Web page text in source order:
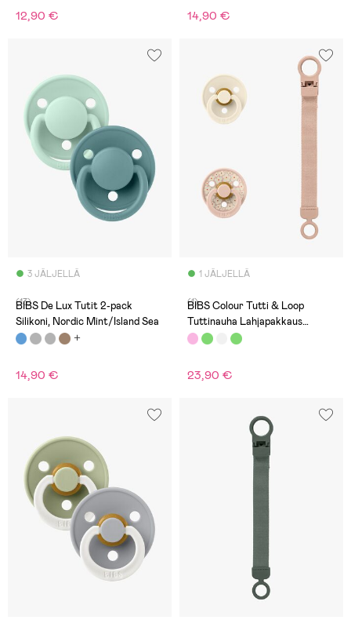
12,90 € 14,90 €
3 JÄLJELLÄ
(13)
BIBS De Lux Tutit 2-pack
Silikoni, Nordic Mint/Island Sea
14,90 €
1 JÄLJELLÄ
(1)
BIBS Colour Tutti & Loop
Tuttinauha Lahjapakkaus
Lateksi Koko 1, Blush
23,90 €